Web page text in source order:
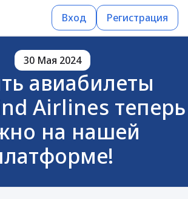
Вход Регистрация
30 Мая 2024
авиабилеты
Airlines теперь
на нашей